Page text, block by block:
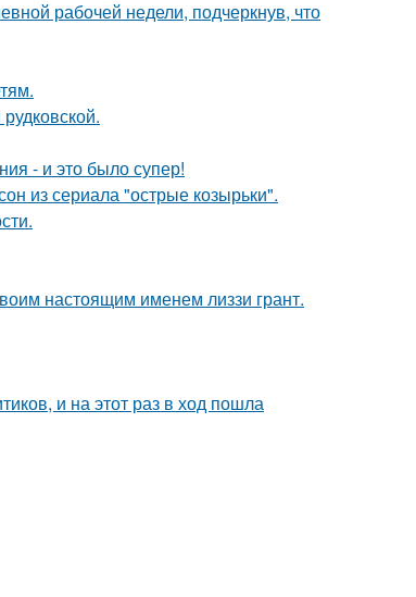
рабочей недели, подчеркнув, что
- и это было супер!
из сериала "острые козырьки".
настоящим именем лиззи грант.
и на этот раз в ход пошла